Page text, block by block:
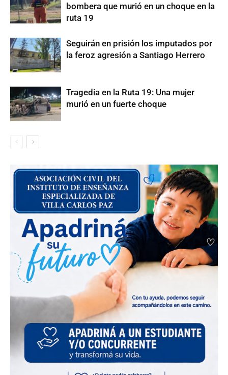
bombera que murió en un choque en la
ruta 19
Seguirán en prisión los imputados por
la feroz agresión a Santiago Herrero
Tragedia en la Ruta 19: Una mujer
murió en un fuerte choque